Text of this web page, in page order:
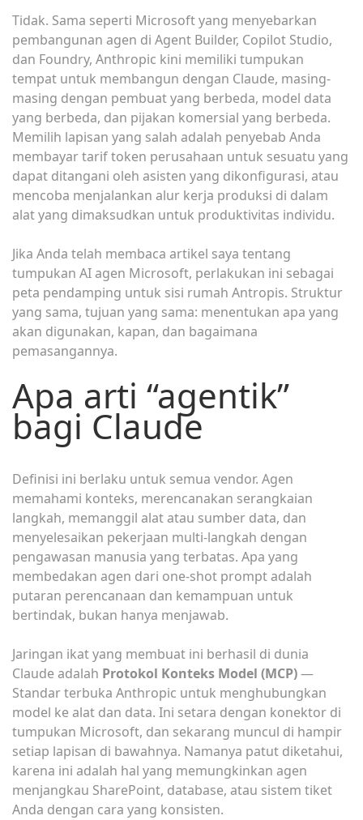
Tidak. Sama seperti Microsoft yang menyebarkan
pembangunan agen di Agent Builder, Copilot Studio,
dan Foundry, Anthropic kini memiliki tumpukan
tempat untuk membangun dengan Claude, masing-
masing dengan pembuat yang berbeda, model data
yang berbeda, dan pijakan komersial yang berbeda.
Memilih lapisan yang salah adalah penyebab Anda
membayar tarif token perusahaan untuk sesuatu yang
dapat ditangani oleh asisten yang dikonfigurasi, atau
mencoba menjalankan alur kerja produksi di dalam
alat yang dimaksudkan untuk produktivitas individu.
Jika Anda telah membaca artikel saya tentang
tumpukan AI agen Microsoft, perlakukan ini sebagai
peta pendamping untuk sisi rumah Antropis. Struktur
yang sama, tujuan yang sama: menentukan apa yang
akan digunakan, kapan, dan bagaimana
pemasangannya.
Apa arti “agentik”
bagi Claude
Definisi ini berlaku untuk semua vendor. Agen
memahami konteks, merencanakan serangkaian
langkah, memanggil alat atau sumber data, dan
menyelesaikan pekerjaan multi-langkah dengan
pengawasan manusia yang terbatas. Apa yang
membedakan agen dari one-shot prompt adalah
putaran perencanaan dan kemampuan untuk
bertindak, bukan hanya menjawab.
Jaringan ikat yang membuat ini berhasil di dunia
Claude adalah Protokol Konteks Model (MCP)—
Standar terbuka Anthropic untuk menghubungkan
model ke alat dan data. Ini setara dengan konektor di
tumpukan Microsoft, dan sekarang muncul di hampir
setiap lapisan di bawahnya. Namanya patut diketahui,
karena ini adalah hal yang memungkinkan agen
menjangkau SharePoint, database, atau sistem tiket
Anda dengan cara yang konsisten.